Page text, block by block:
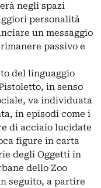
negli spazi
personalità
un messaggio
passivo e
del linguaggio
in senso
va individuata
in episodi come i
di acciaio lucidate
figure in carta
degli Oggetti in
dello Zoo
seguito, a partire